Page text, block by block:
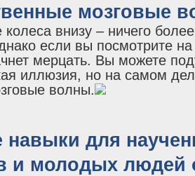
мозговые
колеса внизу – ничего
если вы посмотрите
мерцать. Вы можете
иллюзия, но на самом
волны.
для
и молодых людей